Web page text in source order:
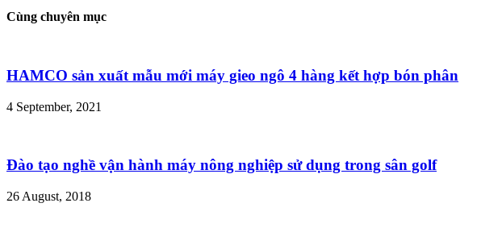
Cùng chuyên mục
HAMCO sản xuất mẫu mới máy gieo ngô 4 hàng kết hợp bón phân
4 September, 2021
Đào tạo nghề vận hành máy nông nghiệp sử dụng trong sân golf
26 August, 2018